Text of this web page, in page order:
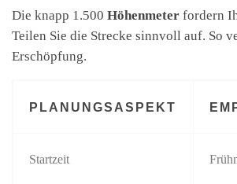
Die knapp 1.500 Höhenmeter fordern
Teilen Sie die Strecke sinnvoll auf. So
Erschöpfung.
PLANUNGSASPEKT
Startzeit